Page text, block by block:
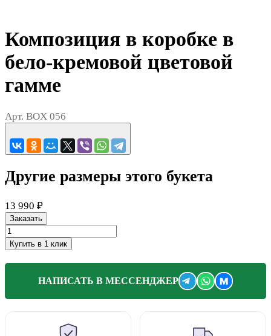
Композиция в коробке в
бело-кремовой цветовой
гамме
Арт. BOX 056
Другие размеры этого букета
13 990 ₽
Заказать
Купить в 1 клик
НАПИСАТЬ В МЕССЕНДЖЕР M